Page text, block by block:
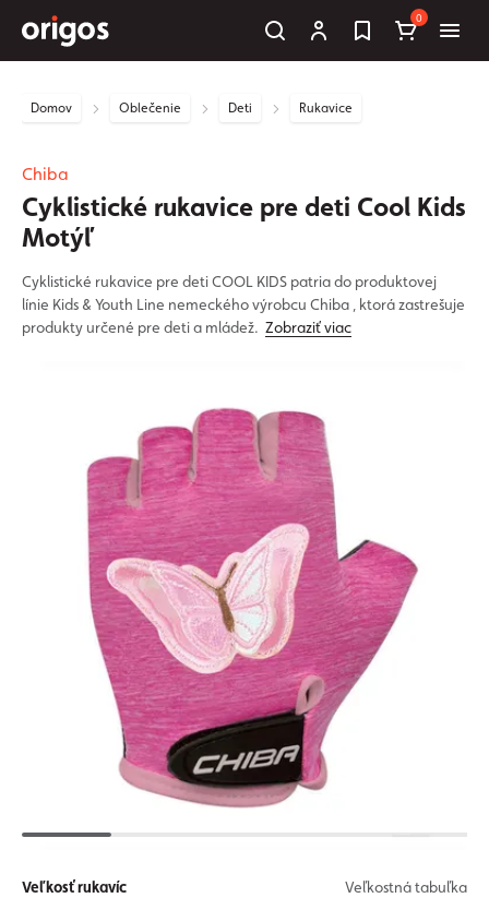
0
Domov Oblečenie Deti Rukavice
Chiba
Cyklistické rukavice pre deti Cool Kids
Motýľ
Cyklistické rukavice pre deti COOL KIDS patria do produktovej
línie Kids & Youth Line nemeckého výrobcu Chiba , ktorá zastrešuje
produkty určené pre deti a mládež. Zobraziť viac
Veľkosť rukavíc Veľkostná tabuľka